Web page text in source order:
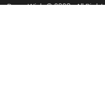
Dogs Wish © 2023 . All